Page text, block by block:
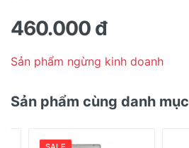
460.000 đ
Sản phẩm ngừng kinh doanh
Sản phẩm cùng danh mục